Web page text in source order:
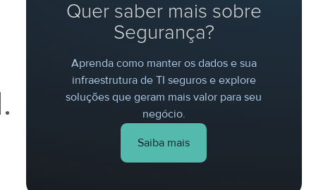
Quer saber mais sobre
Segurança?
Aprenda como manter os dados e sua
infraestrutura de TI seguros e explore
soluções que geram mais valor para seu
negócio.
Saiba mais